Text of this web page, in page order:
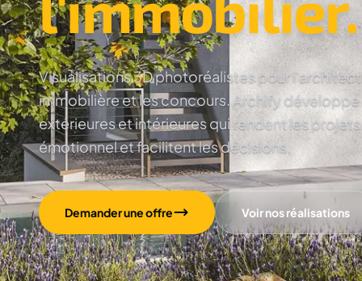
Visualisations 3D photoréalistes pour
immobilière et les concours. Archify
extérieures et intérieures qui rendent les
émotionnel et facilitent les décisions.
Demander une offre Voir nos réalisations